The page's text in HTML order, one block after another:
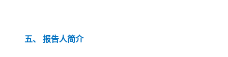
五、 报告人简介